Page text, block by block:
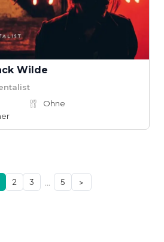
Wilde
Ohne
2 3 … 5 >